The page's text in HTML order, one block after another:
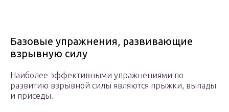
Базовые упражнения, развивающие
взрывную силу
Наиболее эффективными упражнениями по
развитию взрывной силы являются прыжки, выпады
и приседы.